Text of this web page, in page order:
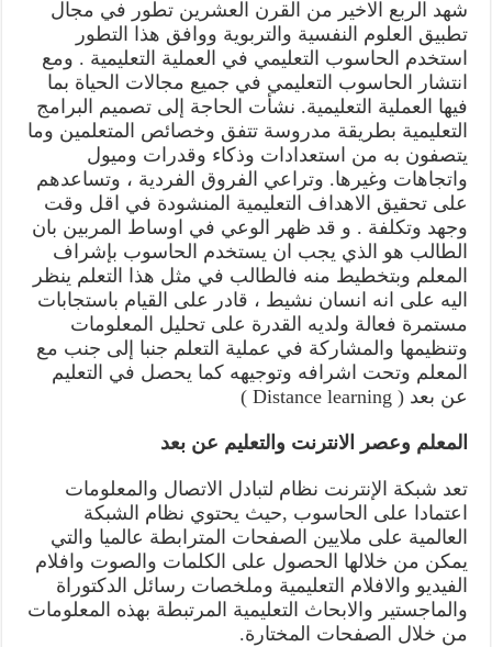
شهد الربع الاخير من القرن العشرين تطور في مجال
تطبيق العلوم النفسية والتربوية ووافق هذا التطور
استخدم الحاسوب التعليمي في العملية التعليمية . ومع
انتشار الحاسوب التعليمي في جميع مجالات الحياة بما
فيها العملية التعليمية. نشأت الحاجة إلى تصميم البرامج
التعليمية بطريقة مدروسة تتفق وخصائص المتعلمين وما
يتصفون به من استعدادات وذكاء وقدرات وميول
واتجاهات وغيرها. وتراعي الفروق الفردية ، وتساعدهم
على تحقيق الاهداف التعليمية المنشودة في اقل وقت
وجهد وتكلفة . و قد ظهر الوعي في اوساط المربين بان
الطالب هو الذي يجب ان يستخدم الحاسوب بإشراف
المعلم وبتخطيط منه فالطالب في مثل هذا التعلم ينظر
اليه على انه انسان نشيط ، قادر على القيام باستجابات
مستمرة فعالة ولديه القدرة على تحليل المعلومات
وتنظيمها والمشاركة في عملية التعلم جنبا إلى جنب مع
المعلم وتحت اشرافه وتوجيهه كما يحصل في التعليم
عن بعد ( Distance learning )
المعلم وعصر الانترنت والتعليم عن بعد
تعد شبكة الإنترنت نظام لتبادل الاتصال والمعلومات
اعتمادا على الحاسوب ,حيث يحتوي نظام الشبكة
العالمية على ملايين الصفحات المترابطة عالميا والتي
يمكن من خلالها الحصول على الكلمات والصوت وافلام
الفيديو والافلام التعليمية وملخصات رسائل الدكتوراة
والماجستير والابحاث التعليمية المرتبطة بهذه المعلومات
من خلال الصفحات المختارة.